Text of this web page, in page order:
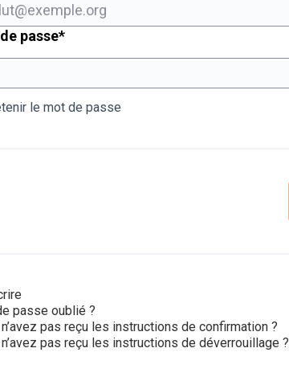
passe*Champ obligatoire
le mot de passe
passe oublié ?
pas reçu les instructions de confirmation ?
pas reçu les instructions de déverrouillage ?